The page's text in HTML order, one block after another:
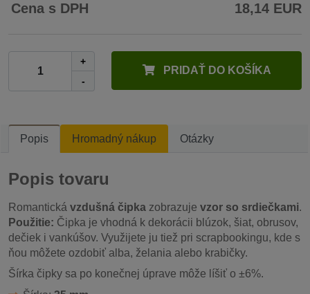
Cena s DPH 18,14 EUR
+
-
PRIDAŤ DO KOŠÍKA
Popis Hromadný nákup Otázky
Popis tovaru
Romantická vzdušná čipka zobrazuje vzor so srdiečkami.
Použitie: Čipka je vhodná k dekorácii blúzok, šiat, obrusov,
dečiek i vankúšov. Využijete ju tiež pri scrapbookingu, kde s
ňou môžete ozdobiť alba, želania alebo krabičky.
Šírka čipky sa po konečnej úprave môže líšiť o ±6%.